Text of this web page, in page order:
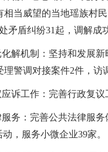
相当威望的当地瑶族村
矛盾纠纷31起，调解成
解机制：坚持和发展新
理警调对接案件2件，访
诉工作：完善行政复
务：完善公共法律服
动，服务小微企业39家。